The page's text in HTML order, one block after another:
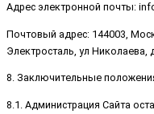
Адрес электронной почты:
Почтовый адрес: 144003,
Электросталь, ул Николаева,
8. Заключительные
8.1. Администрация Сайта